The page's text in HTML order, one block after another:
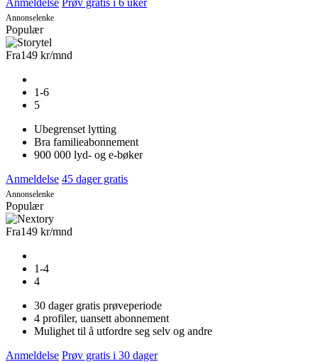
Annonselenke
Populær
Fra149 kr/mnd
1-6
5
Ubegrenset lytting
Bra familieabonnement
900 000 lyd- og e-bøker
Anmeldelse 45 dager gratis
Annonselenke
Populær
Fra149 kr/mnd
1-4
4
30 dager gratis prøveperiode
4 profiler, uansett abonnement
Mulighet til å utfordre seg selv og andre
Anmeldelse Prøv gratis i 30 dager